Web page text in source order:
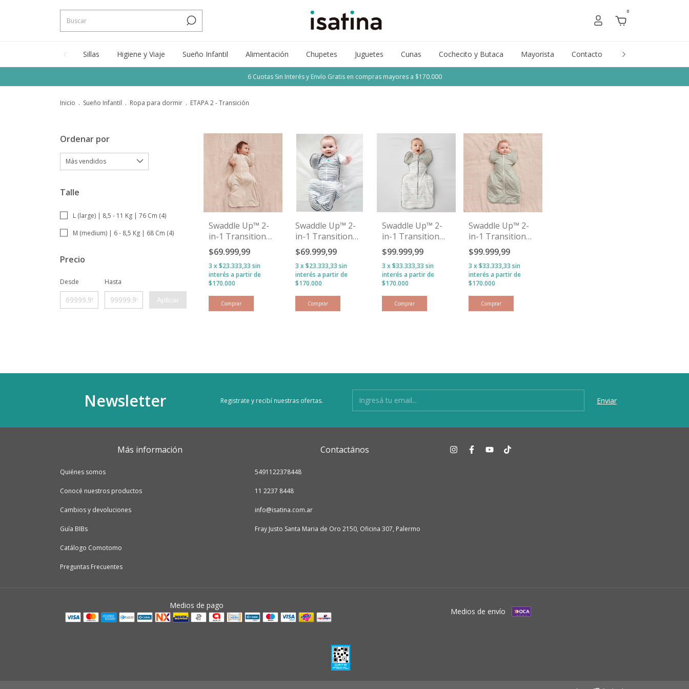
0
Sillas Higiene y Viaje Sueño Infantil Alimentación Chupetes Juguetes Cunas Cochecito y Butaca Mayorista Contacto Marcas
6 Cuotas Sin Interés y Envío Gratis en compras mayores a $170.000
Inicio . Sueño Infantil . Ropa para dormir . ETAPA 2 - Transición
Ordenar por
Talle
L (large) | 8,5 - 11 Kg | 76 Cm (4)
M (medium) | 6 - 8,5 Kg | 68 Cm (4)
Precio
Desde Hasta
Aplicar
Swaddle Up™ 2-
in-1 Transition
Bag - 1.0 TOG -
Avena
$69.999,99
3 x$23.333,33 sin
interés
Comprar
Swaddle Up™ 2-
in-1 Transition
Bag - 1.0 TOG -
Gris
$69.999,99
3 x$23.333,33 sin
interés
Comprar
Swaddle Up™ 2-
in-1 Transition
Bag - 2.5 TOG -
Blanco
$99.999,99
3 x$33.333,33 sin
interés
Comprar
Swaddle Up™ 2-
in-1 Transition
Bag - 2.5 TOG -
Oliva Abejitas
$99.999,99
3 x$33.333,33 sin
interés
Comprar
Newsletter Registrate y recibí nuestras ofertas.
Más información
Quiénes somos
Conocé nuestros productos
Cambios y devoluciones
Guía BIBs
Catálogo Comotomo
Preguntas Frecuentes
Contactános
5491122378448
11 2237 8448
info@isatina.com.ar
Fray Justo Santa Maria de Oro 2150, Oficina 307, Palermo
Medios de pago
Medios de envío